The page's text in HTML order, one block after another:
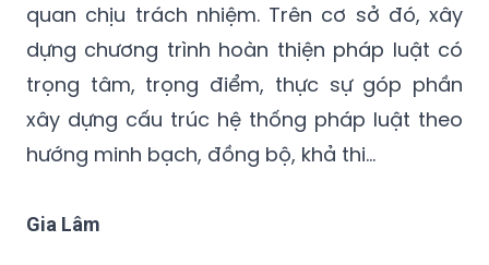
quan chịu trách nhiệm. Trên cơ sở đó, xây
dựng chương trình hoàn thiện pháp luật có
trọng tâm, trọng điểm, thực sự góp phần
xây dựng cấu trúc hệ thống pháp luật theo
hướng minh bạch, đồng bộ, khả thi…
Gia Lâm